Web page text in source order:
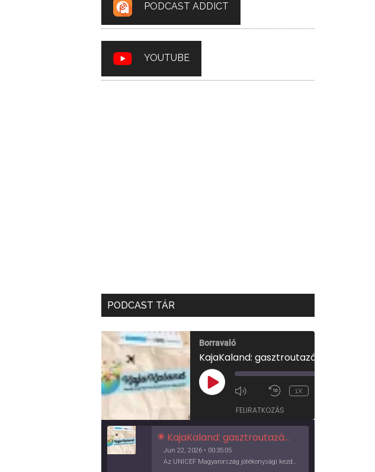
PODCAST ADDICT
YOUTUBE
PODCAST TÁR
Borravaló
PLAY
EPISODE
1X
FELIRATKOZÁS
KajaKaland: gasztroutazás a föld körül
Jun 22, 2026 • 00:35:05
Az UNICEF Magyarország jótékonysági kezdeményezése izgalmas, egész éves világkörüli ízutazásra hív, igazi családi program és gasztroedukáció, illetve segítség a rászorulóknak is egyben.